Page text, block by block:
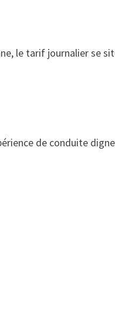
le tarif journalier se
de conduite